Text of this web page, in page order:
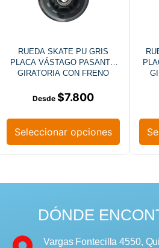
RUEDA SKATE PU GRIS
PLACA VÁSTAGO PASANTE
GIRATORIA CON FRENO
$7.800
Seleccionar opciones
DÓNDE
Vargas Fontecilla 4550,